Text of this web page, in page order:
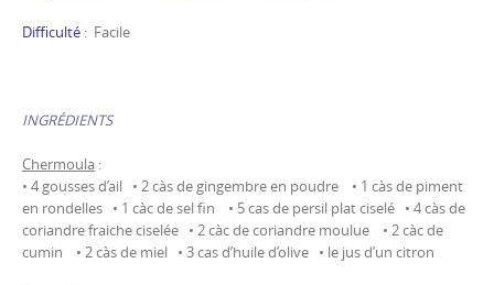
Difficulté : Facile
INGRÉDIENTS
Chermoula :
• 4 gousses d’ail • 2 càs de gingembre en poudre • 1 càs de piment
en rondelles • 1 càc de sel fin • 5 cas de persil plat ciselé • 4 càs de
coriandre fraiche ciselée • 2 càc de coriandre moulue • 2 càc de
cumin • 2 càs de miel • 3 cas d’huile d’olive • le jus d’un citron